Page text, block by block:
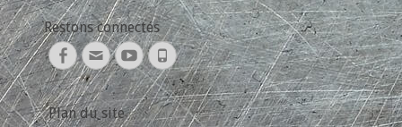
Restons connectés
FacebookAdresse
de
contact
YouTube
Tél
Plan du site